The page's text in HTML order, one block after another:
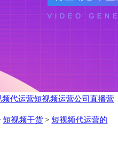
频代运营短视频运营公司 直播营
短视频干货 > 短视频代运营的